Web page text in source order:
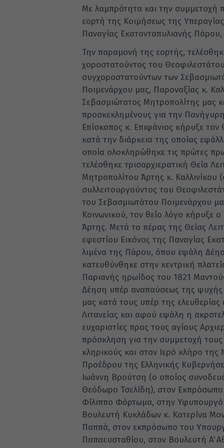
Με λαμπρότητα και την συμμετοχή
εορτή της Κοιμήσεως της
Παναγίας Εκατονταπυλιανής
Την παραμονή της εορτής,
χοροστατούντος του
συγχοροστατούντων των
Ποιμενάρχου μας, Παροναξίας κ.
Σεβασμιώτατος Μητροπολίτης μας
προσκεκλημένους για την
Επίσκοπος κ. Επιφάνιος κήρυξε
κατά την διάρκεια της οποίας
οποία ολοκληρώθηκε τις πρώτες
τελέσθηκε τρισαρχιερατική Θεία
Μητροπολίτου Άρτης κ.
συλλειτουργούντος του
του Σεβασμιωτάτου Ποιμενάρχου
Κοινωνικού, τον θείο λόγο κήρυξε
Άρτης. Μετά το πέρας της Θείας
εφεστίου Εικόνος της Παναγίας
λιμένα της Πάρου, όπου εψάλη
κατευθύνθηκε στην κεντρική
Παριανής ηρωίδος του 1821
Δέηση υπέρ αναπαύσεως της
μας κατά τους υπέρ της
Λιτανείας και αφού εψάλη η
ευχαριστίες προς τους αγίους
πρόσκληση για την συμμετοχή
κληρικούς και στον Ιερό κλήρο
Προέδρου της Ελληνικής
Ιωάννη Βρούτση (ο οποίος
Θεόδωρο Τσελίδη), στον
Φίλιππο Φόρτωμα, στην
Βουλευτή Κυκλάδων κ. Κατερίνα
Παππά, στον εκπρόσωπο του
Παπαευσταθίου, στον Βουλευτή Α΄